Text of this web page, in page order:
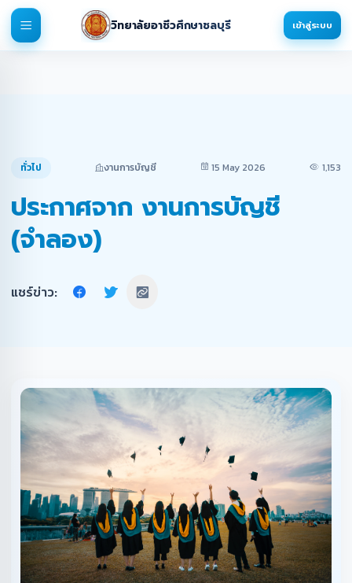
วิทยาลัยอาชีวศึกษาชลบุรี เข้าสู่ระบบ
ทั่วไป งานการบัญชี 15 May 2026 1,153
ประกาศจาก งานการบัญชี
(จำลอง)
แชร์ข่าว: